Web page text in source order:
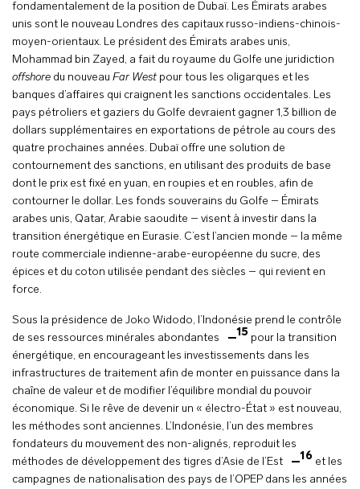
fondamentalement de la position de Dubaï. Les Émirats arabes
unis sont le nouveau Londres des capitaux russo-indiens-chinois-
moyen-orientaux. Le président des Émirats arabes unis,
Mohammad bin Zayed, a fait du royaume du Golfe une juridiction
offshore du nouveau Far West pour tous les oligarques et les
banques d’affaires qui craignent les sanctions occidentales. Les
pays pétroliers et gaziers du Golfe devraient gagner 1,3 billion de
dollars supplémentaires en exportations de pétrole au cours des
quatre prochaines années. Dubaï offre une solution de
contournement des sanctions, en utilisant des produits de base
dont le prix est fixé en yuan, en roupies et en roubles, afin de
contourner le dollar. Les fonds souverains du Golfe – Émirats
arabes unis, Qatar, Arabie saoudite – visent à investir dans la
transition énergétique en Eurasie. C’est l’ancien monde – la même
route commerciale indienne-arabe-européenne du sucre, des
épices et du coton utilisée pendant des siècles – qui revient en
force.
Sous la présidence de Joko Widodo, l’Indonésie prend le contrôle
de ses ressources minérales abondantes
15 pour la transition
énergétique, en encourageant les investissements dans les
infrastructures de traitement afin de monter en puissance dans la
chaîne de valeur et de modifier l’équilibre mondial du pouvoir
économique. Si le rêve de devenir un « électro-État » est nouveau,
les méthodes sont anciennes. L’Indonésie, l’un des membres
fondateurs du mouvement des non-alignés, reproduit les
méthodes de développement des tigres d’Asie de l’Est
16 et les
campagnes de nationalisation des pays de l’OPEP dans les années